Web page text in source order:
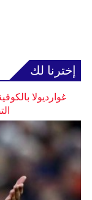
إخترنا لك
غوارديولا